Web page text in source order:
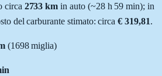
circa 2733 km in auto (~28 h 59 min); in
del carburante stimato: circa € 319,81.
(1698miglia)